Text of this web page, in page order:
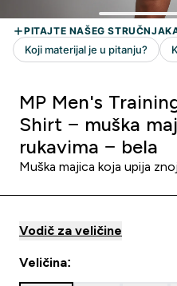
MP Men's
Shirt − muška
rukavima − bela
Muška majica koja upija znoj
Vodič za veličine
Veličina: